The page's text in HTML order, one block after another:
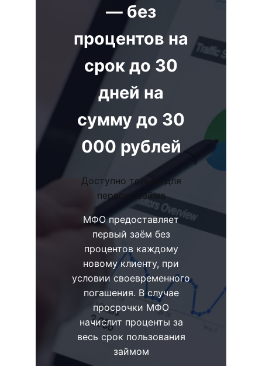
— без
процентов на
срок до 30
дней на
сумму до 30
000 рублей
Доступно только для
первого займа
МФО предоставляет
первый заём без
процентов каждому
новому клиенту, при
условии своевременного
погашения. В случае
просрочки МФО
начислит проценты за
весь срок пользования
займом